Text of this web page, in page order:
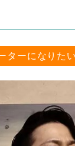
ターになりた